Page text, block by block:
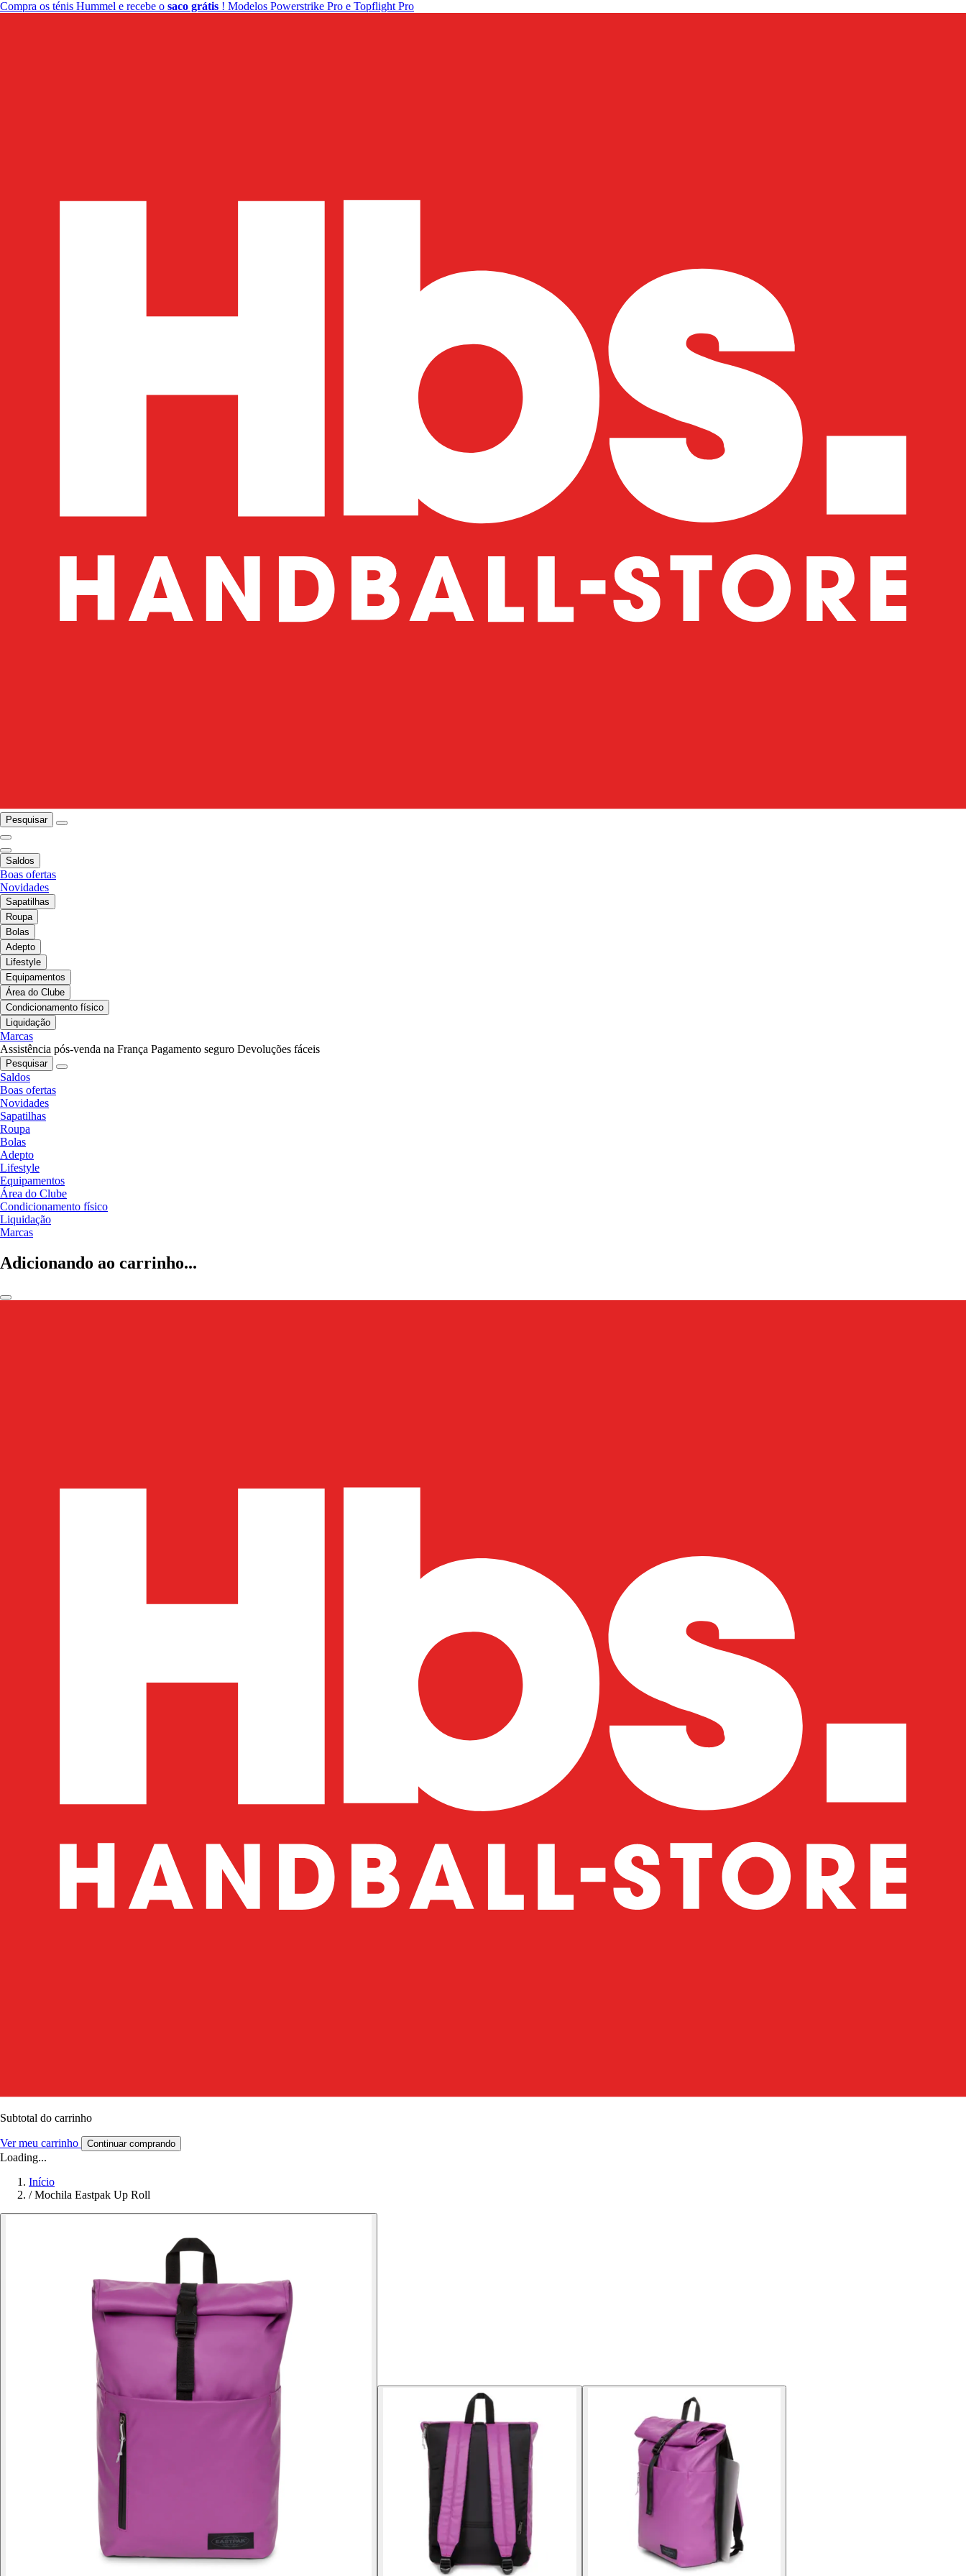
Compra os ténis Hummel e recebe o saco grátis ! Modelos Powerstrike Pro e Topflight Pro
Pesquisar
Saldos
Boas ofertas
Novidades
Sapatilhas
Roupa
Bolas
Adepto
Lifestyle
Equipamentos
Área do Clube
Condicionamento físico
Liquidação
Marcas
Assistência pós-venda na França Pagamento seguro Devoluções fáceis
Pesquisar
Saldos
Boas ofertas
Novidades
Sapatilhas
Roupa
Bolas
Adepto
Lifestyle
Equipamentos
Área do Clube
Condicionamento físico
Liquidação
Marcas
Adicionando ao carrinho...
Subtotal do carrinho
Ver meu carrinho Continuar comprando
Loading...
Início
/ Mochila Eastpak Up Roll